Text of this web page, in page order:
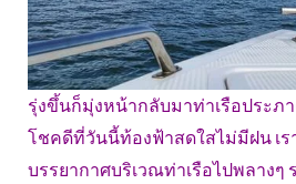
รุ่งขึ้นก็มุ่งหน้ากลับมาท่าเรือประภ
โชคดีที่วันนี้ท้องฟ้าสดใสไม่มีฝน เร
บรรยากาศบริเวณท่าเรือไปพลางๆ